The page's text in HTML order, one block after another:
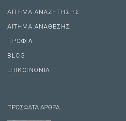
ΑΙΤΗΜΑ ΑΝΑΖΗΤΗΣΗΣ
ΑΙΤΗΜΑ ΑΝΑΘΕΣΗΣ
ΠΡΟΦΙΛ
BLOG
ΕΠΙΚΟΙΝΩΝΙΑ
ΠΡΟΣΦΑΤΑ ΑΡΘΡΑ